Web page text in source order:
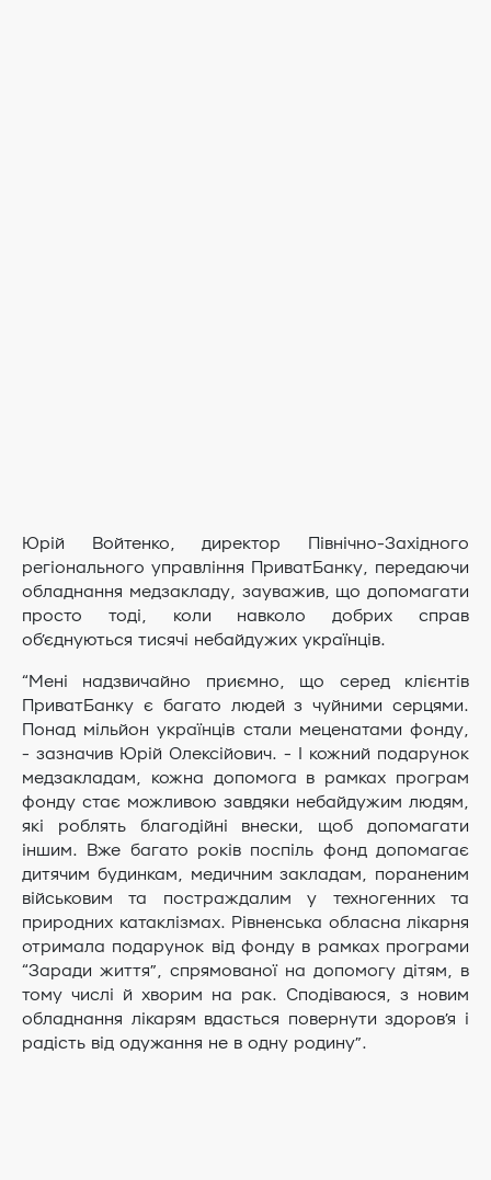
Юрій Войтенко, директор Північно-Західного
регіонального управління ПриватБанку, передаючи
обладнання медзакладу, зауважив, що допомагати
просто тоді, коли навколо добрих справ
об’єднуються тисячі небайдужих українців.
“Мені надзвичайно приємно, що серед клієнтів
ПриватБанку є багато людей з чуйними серцями.
Понад мільйон українців стали меценатами фонду,
- зазначив Юрій Олексійович. - І кожний подарунок
медзакладам, кожна допомога в рамках програм
фонду стає можливою завдяки небайдужим людям,
які роблять благодійні внески, щоб допомагати
іншим. Вже багато років поспіль фонд допомагає
дитячим будинкам, медичним закладам, пораненим
військовим та постраждалим у техногенних та
природних катаклізмах. Рівненська обласна лікарня
отримала подарунок від фонду в рамках програми
“Заради життя”, спрямованої на допомогу дітям, в
тому числі й хворим на рак. Сподіваюся, з новим
обладнання лікарям вдасться повернути здоров’я і
радість від одужання не в одну родину”.